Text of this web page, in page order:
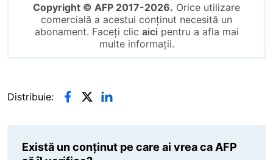
Copyright © AFP 2017-2026. Orice utilizare
comercială a acestui conținut necesită un
abonament. Faceți clic aici pentru a afla mai
multe informații.
Distribuie:
Există un conținut pe care ai vrea ca AFP